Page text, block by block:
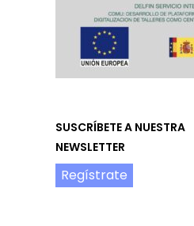
SUSCRÍBETE A NUESTRA
NEWSLETTER
Regístrate